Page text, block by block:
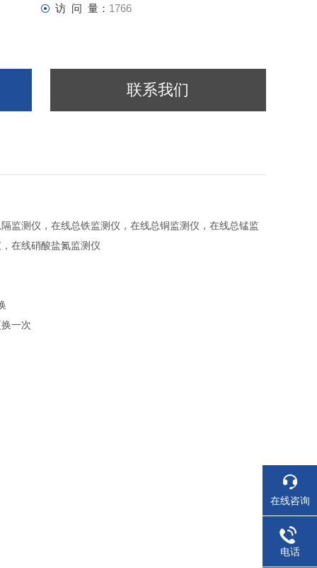
访 问 量： 1766
联系我们
监测仪 ， 在线总铁监测仪 ， 在线总铜 监测仪 ， 在线总锰监
， 在线硝酸盐氮监测仪
一次
在线咨询
电话